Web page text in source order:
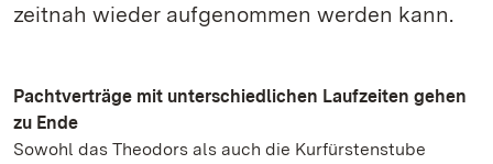
zeitnah wieder aufgenommen werden kann.
Pachtverträge mit unterschiedlichen Laufzeiten gehen
zu Ende
Sowohl das Theodors als auch die Kurfürstenstube